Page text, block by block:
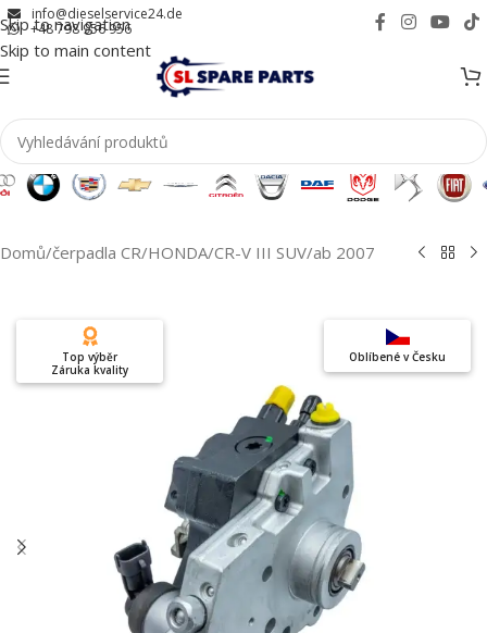
Skip to navigation
Skip to main content
info@dieselservice24.de
+48 798 956 956
Domů/čerpadla CR/HONDA/CR-V III SUV/ab 2007
Oblíbené v Česku
Top výběr
Záruka kvality